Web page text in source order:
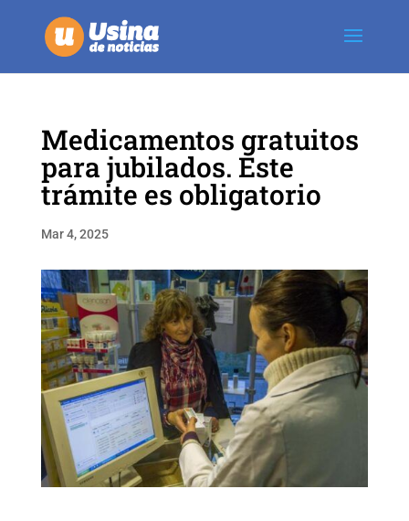
Medicamentos gratuitos
para jubilados. Este
trámite es obligatorio
Mar 4, 2025